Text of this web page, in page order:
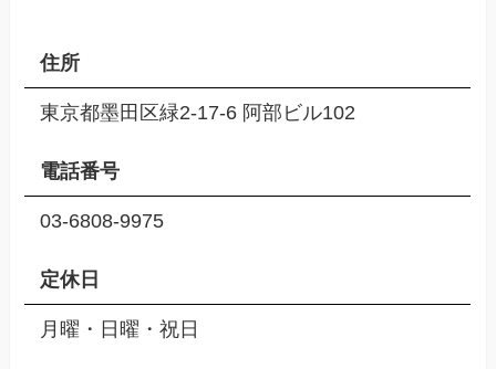
住所
東京都墨田区緑2-17-6 阿部ビル102
電話番号
03-6808-9975
定休日
月曜・日曜・祝日